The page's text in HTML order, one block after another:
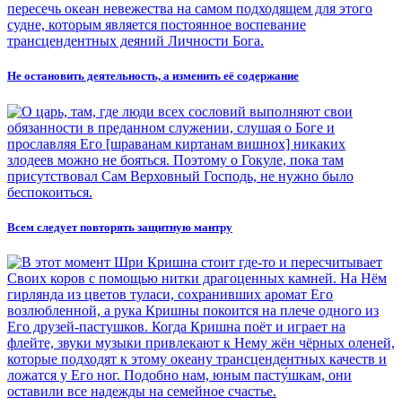
Не остановить деятельность, а изменить её содержание
Всем следует повторять защитную мантру